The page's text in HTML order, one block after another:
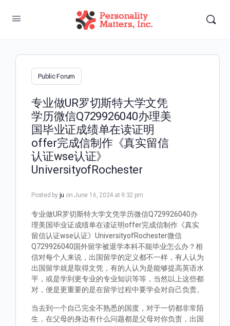
Public Forum
专业做UR罗切斯特大学文凭
学历微信Q729926040办理美
国毕业证成绩单在读证明
offer完成信制作《真实留信
认证wse认证》
UniversityofRochester
Posted by ju on June 16, 2024 at 9:32 pm
专业做UR罗切斯特大学文凭学历微信Q729926040办
理美国毕业证成绩单在读证明offer完成信制作《真实
留信认证wse认证》UniversityofRochester微信
Q729926040国外留学被退学本科不能毕业怎么办？相
信对每个人来说，出国留学的定义都不一样，有人认为
出国留学就是取得文凭，有的人认为是能够提高英语水
平，或是学到更专业的专业知识等等，当然以上这些都
对，便是更重要的是在留学过程中要学会对自己负责。
当去到一个自己完全不熟悉的国度，对于一切都非常陌
生，在父母的身边有什么问题都是父母对你负责，出国